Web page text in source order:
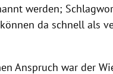
werden;
da schnell als
Anspruch war der